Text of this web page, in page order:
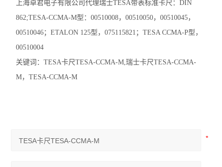
查看全部 >>
上海卓君电子有限公司代理瑞士TESA带表标准卡尺：DIN
862;TESA-CCMA-M型：00510008，00510050，00510045，
00510046；ETALON 125型，075115821；TESA CCMA-P型，
00510004
关键词：TESA卡尺TESA-CCMA-M,瑞士卡尺TESA-CCMA-
M，TESA-CCMA-M